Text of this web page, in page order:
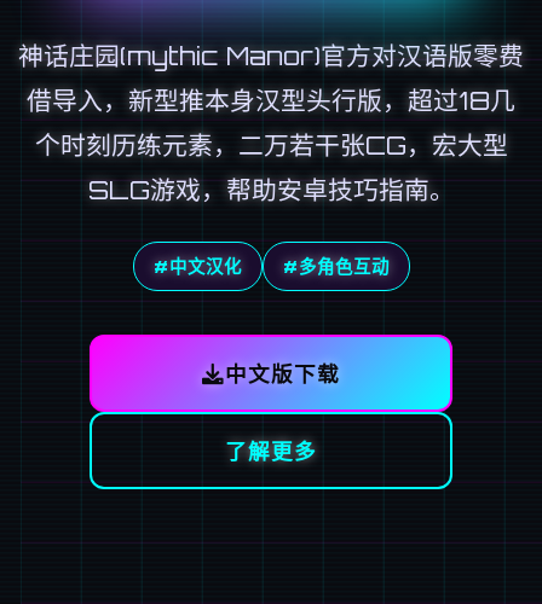
神话庄园(mythic Manor)官方对汉语版零费
借导入，新型推本身汉型头行版，超过18几
个时刻历练元素，二万若干张CG，宏大型
SLG游戏，帮助安卓技巧指南。
#中文汉化 #多角色互动
中文版下载
了解更多